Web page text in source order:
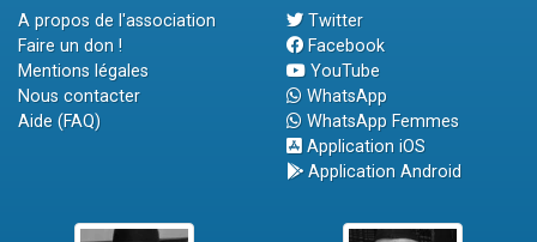
A propos de l'association
Faire un don !
Mentions légales
Nous contacter
Aide (FAQ)
Twitter
Facebook
YouTube
WhatsApp
WhatsApp Femmes
Application iOS
Application Android